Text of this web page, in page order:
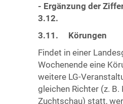
- Ergänzung der
3.12.
3.11. Körungen
Findet in einer
Wochenende eine
weitere LG-
gleichen Richter (z. B.
Zuchtschau) statt,